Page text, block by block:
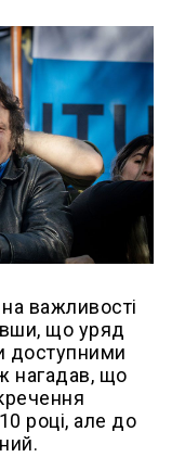
важливості
що уряд
доступними
нагадав, що
році, але до